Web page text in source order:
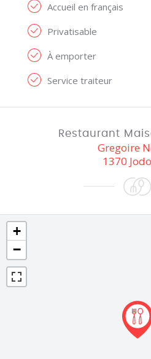
Accueil en français
Privatisable
À emporter
Service traiteur
Restaurant
Gregoire
1370
+
−